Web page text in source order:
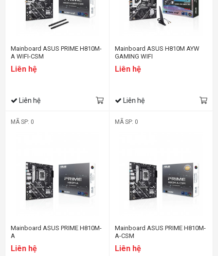
Mainboard ASUS PRIME H810M-
A WIFI-CSM
Liên hệ
Liên hệ
Mainboard ASUS H810M AYW
GAMING WIFI
Liên hệ
Liên hệ
MÃ SP: 0
Mainboard ASUS PRIME H810M-
A
Liên hệ
MÃ SP: 0
Mainboard ASUS PRIME H810M-
A-CSM
Liên hệ